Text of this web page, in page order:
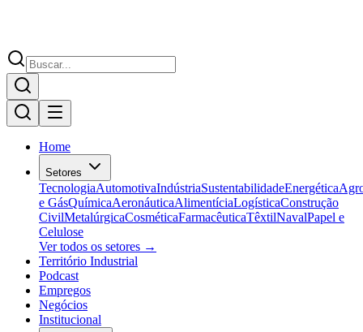
Home
Setores
TecnologiaAutomotivaIndústriaSustentabilidadeEnergética
e GásQuímicaAeronáuticaAlimentíciaLogísticaConstrução
CivilMetalúrgicaCosméticaFarmacêuticaTêxtilNavalPapel e
Celulose
Ver todos os setores →
Território Industrial
Podcast
Empregos
Negócios
Institucional